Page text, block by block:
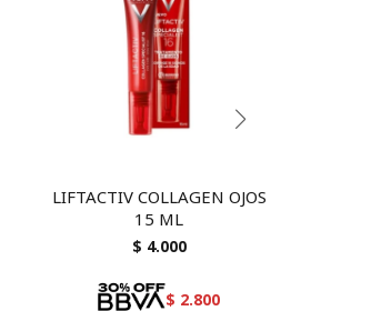
LIFTACTIV COLLAGEN OJOS
15 ML
$ 4.000
$ 2.800